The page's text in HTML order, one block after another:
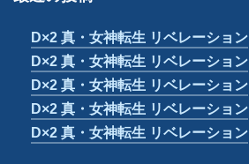
ゲ
ー
シ
ョ
D×2 真・女神転生 リベレーション
D×2 真・女神転生 リベレーション
D×2 真・女神転生 リベレーション
D×2 真・女神転生 リベレーション
D×2 真・女神転生 リベレーション